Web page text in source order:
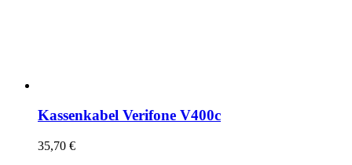
Kassenkabel Verifone V400c
35,70 €